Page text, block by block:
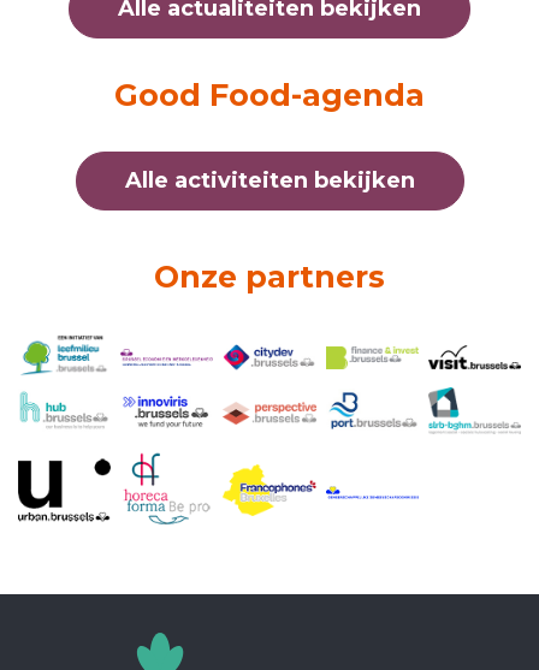
Alle actualiteiten bekijken
Good Food-agenda
Alle activiteiten bekijken
Onze partners